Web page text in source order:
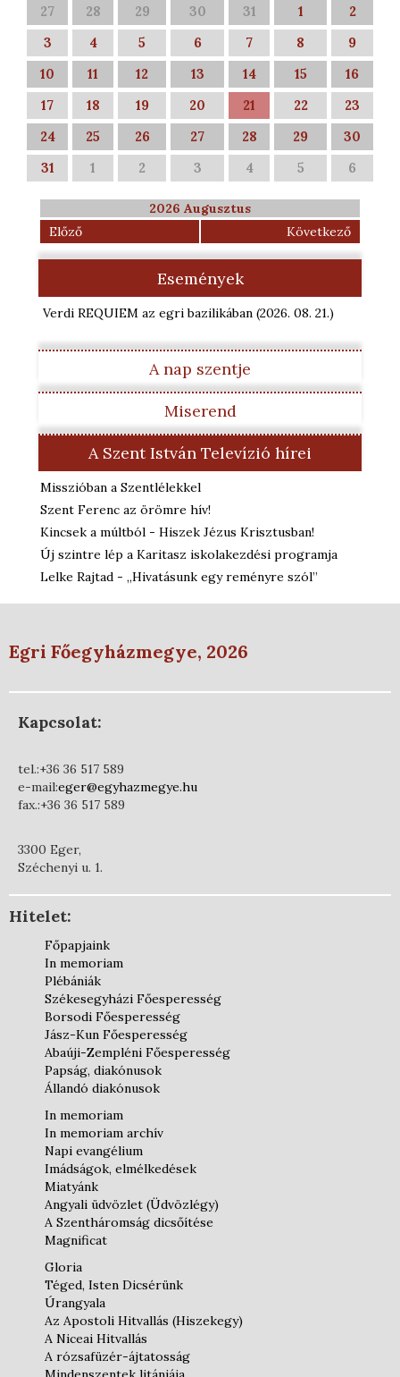
27 28 29 30 31 1
2
3
4 5 6 7 8
9
10
11 12 13 14 15
16
17
18 19 20 21 22
23
24
25 26 27 28 29
30
31
1 2 3 4 5 6
2026 Augusztus
Előző
Következő
Események
Verdi REQUIEM az egri bazilikában (2026. 08. 21.)
A nap szentje
Miserend
A Szent István Televízió hírei
Misszióban a Szentlélekkel
Szent Ferenc az örömre hív!
Kincsek a múltból - Hiszek Jézus Krisztusban!
Új szintre lép a Karitasz iskolakezdési programja
Lelke Rajtad - „Hivatásunk egy reményre szól”
Egri Főegyházmegye, 2026
Kapcsolat:
tel.:+36 36 517 589
e-mail:eger@egyhazmegye.hu
fax.:+36 36 517 589
3300 Eger,
Széchenyi u. 1.
Hitelet:
Főpapjaink
In memoriam
Plébániák
Székesegyházi Főesperesség
Borsodi Főesperesség
Jász-Kun Főesperesség
Abaúji-Zempléni Főesperesség
Papság, diakónusok
Állandó diakónusok
In memoriam
In memoriam archív
Napi evangélium
Imádságok, elmélkedések
Miatyánk
Angyali üdvözlet (Üdvözlégy)
A Szentháromság dicsőítése
Magnificat
Gloria
Téged, Isten Dicsérünk
Úrangyala
Az Apostoli Hitvallás (Hiszekegy)
A Niceai Hitvallás
A rózsafüzér-ájtatosság